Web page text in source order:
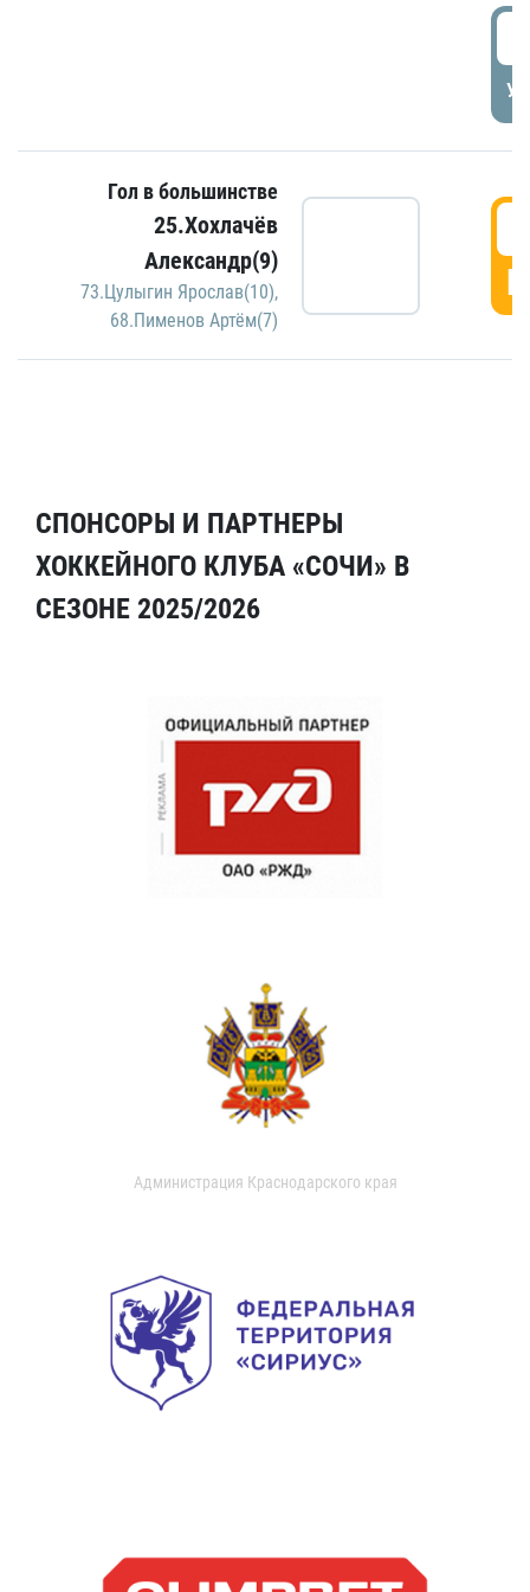
Гол в большинстве
25.Хохлачёв
Александр(9)
73.Цулыгин Ярослав(10),
68.Пименов Артём(7)
СПОНСОРЫ И ПАРТНЕРЫ
ХОККЕЙНОГО КЛУБА «СОЧИ» В
СЕЗОНЕ 2025/2026
Администрация Краснодарского края